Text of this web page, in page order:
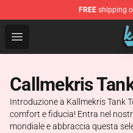
FREE shipping
Open menu
KallMeKris Store -
Callmekris
Introduzione a Kallmekris Tank
comfort e fiducia! Entra nel
mondiale e abbraccia questa